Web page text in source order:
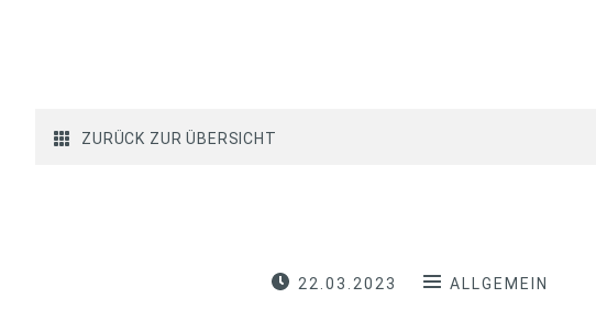
ZURÜCK ZUR ÜBERSICHT
22.03.2023 ALLGEMEIN